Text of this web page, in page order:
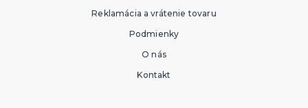
Reklamácia a vrátenie tovaru
Podmienky
O nás
Kontakt